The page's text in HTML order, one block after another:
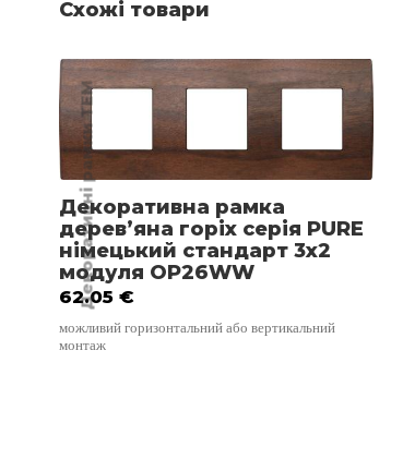
Схожі товари
Декоративні рамки TEM
Декоративна рамка
дерев’яна горіх серія PURE
німецький стандарт 3х2
модуля OP26WW
62.05 €
можливий горизонтальний або вертикальний
монтаж